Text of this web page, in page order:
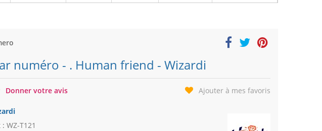
numéro - . Human friend - Wizardi
0
Donner votre avis Ajouter à mes favoris
: WZ-T121